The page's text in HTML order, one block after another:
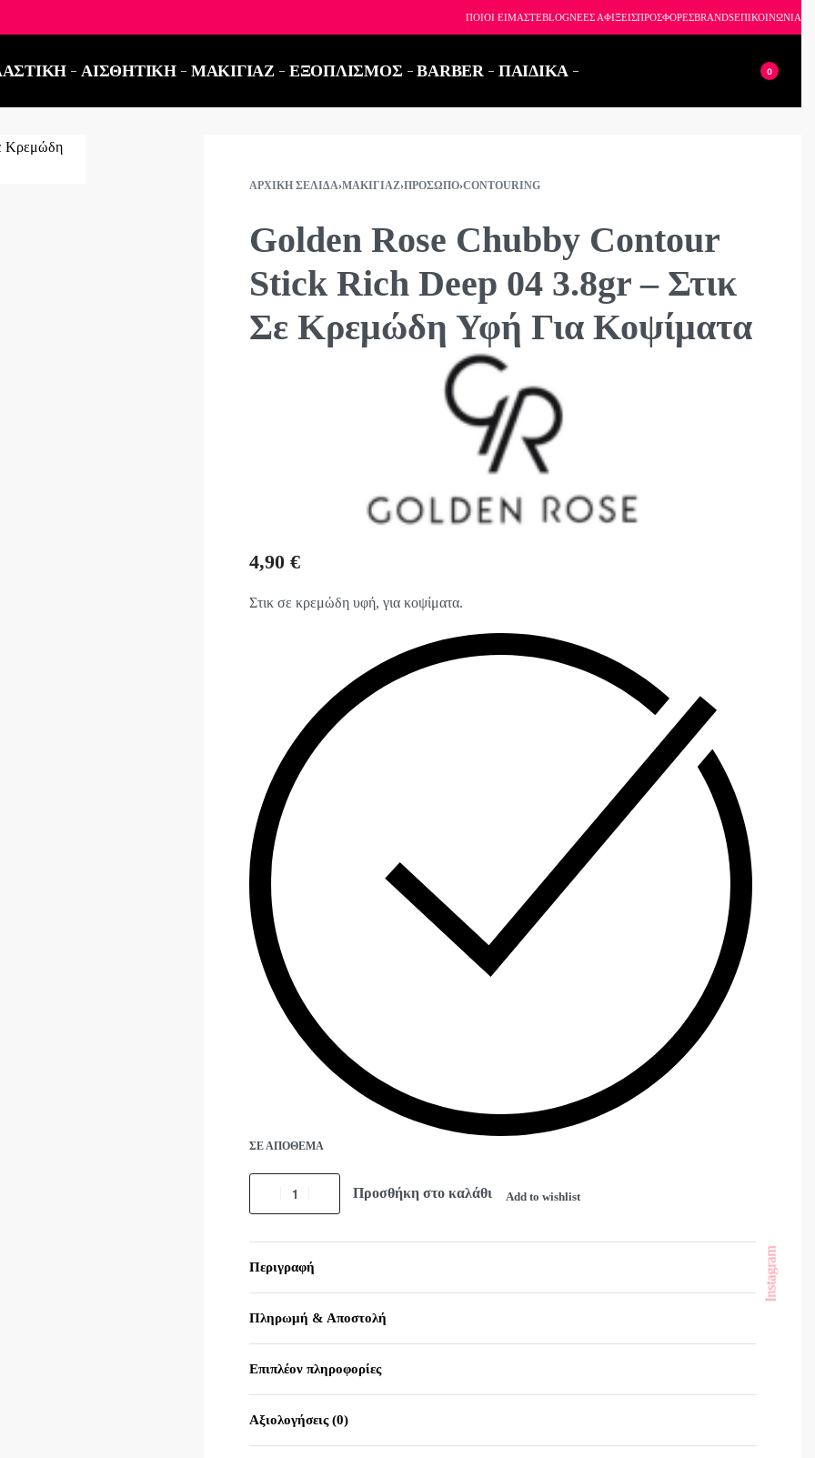
ΠΟΙΟΙ ΕΙΜΑΣΤΕBLOGΝΕΕΣ ΑΦΙΞΕΙΣΠΡΟΣΦΟΡΕΣBRANDSΕΠΙΚΟΙΝΩΝΙΑ
ΑΙΣΘΗΤΙΚΗ ΜΑΚΙΓΙΑΖ ΕΞΟΠΛΙΣΜΟΣ BARBER ΠΑΙΔΙΚΑ 0
ΑΡΧΙΚΉ ΣΕΛΊΔΑ›ΜΑΚΙΓΙΆΖ›ΠΡΌΣΩΠΟ›CONTOURING
Golden Rose Chubby Contour
Stick Rich Deep 04 3.8gr – Στικ
Σε Κρεμώδη Υφή Για Κοψίματα
4,90 €
Στικ σε κρεμώδη υφή, για κοψίματα.
ΣΕ ΑΠΌΘΕΜΑ
Προσθήκη στο καλάθι Add to wishlist
Περιγραφή
Πληρωμή & Αποστολή
Επιπλέον πληροφορίες
Αξιολογήσεις (0)
Instagram